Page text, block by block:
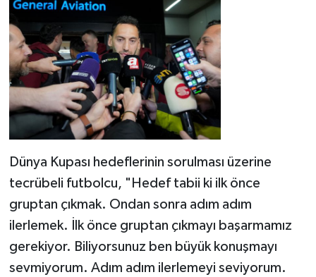
Dünya Kupası hedeflerinin sorulması üzerine
tecrübeli futbolcu, "Hedef tabii ki ilk önce
gruptan çıkmak. Ondan sonra adım adım
ilerlemek. İlk önce gruptan çıkmayı başarmamız
gerekiyor. Biliyorsunuz ben büyük konuşmayı
sevmiyorum. Adım adım ilerlemeyi seviyorum.